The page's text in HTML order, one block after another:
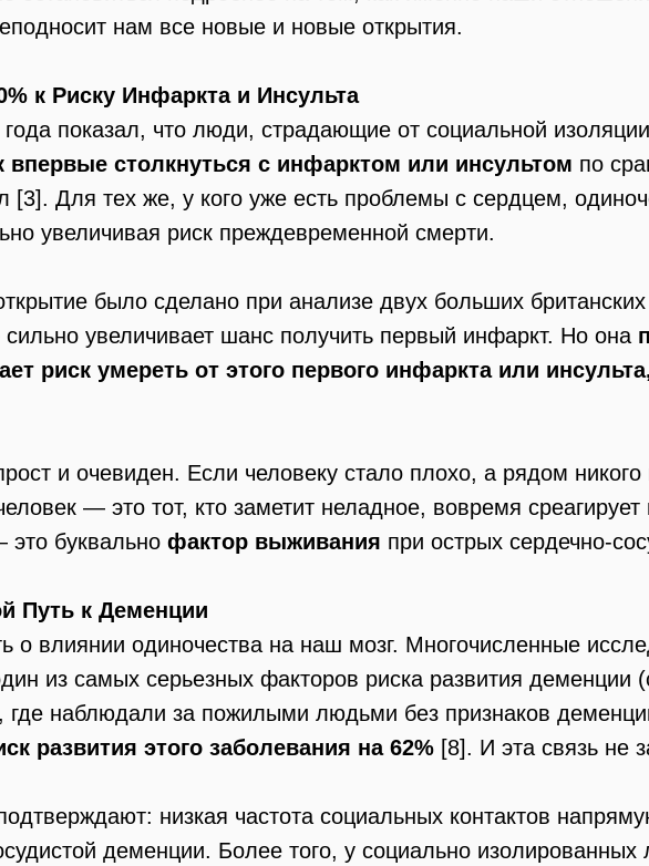
нам все новые и новые открытия.
к Риску Инфаркта и Инсульта
показал, что люди, страдающие от социальной
впервые столкнуться с инфарктом или инсультом по
Для тех же, у кого уже есть проблемы с сердцем,
увеличивая риск преждевременной смерти.
было сделано при анализе двух больших
увеличивает шанс получить первый инфаркт. Но она
риск умереть от этого первого инфаркта или
и очевиден. Если человеку стало плохо, а рядом никого
— это тот, кто заметит неладное, вовремя среагирует
это буквально фактор выживания при острых сердечно-
Путь к Деменции
о влиянии одиночества на наш мозг. Многочисленные
из самых серьезных факторов риска развития деменции
наблюдали за пожилыми людьми без признаков
развития этого заболевания на 62% [8]. И эта связь не
низкая частота социальных контактов
деменции. Более того, у социально